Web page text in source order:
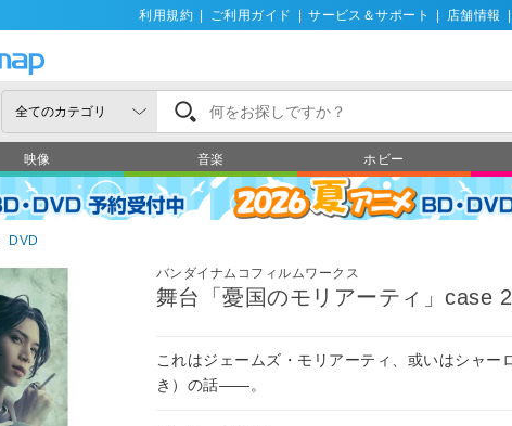
利用規約 ご利用ガイド サービス＆サポート 店舗情報
映像 音楽 ホビー
DVD
バンダイナムコフィルムワークス
舞台「憂国のモリアーティ」case 2
これはジェームズ・モリアーティ、或いはシャー
き）の話――。